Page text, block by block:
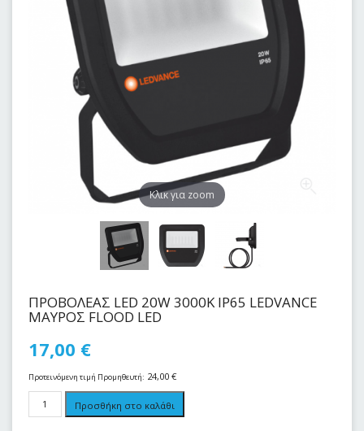
Kλικ για zoom
ΠΡΟΒΟΛΕΑΣ LED 20W 3000Κ IP65 LEDVANCE
ΜΑΥΡΟΣ FLOOD LED
17,00 €
Προτεινόμενη τιμή Προμηθευτή: 24,00 €
Προσθήκη στο καλάθι